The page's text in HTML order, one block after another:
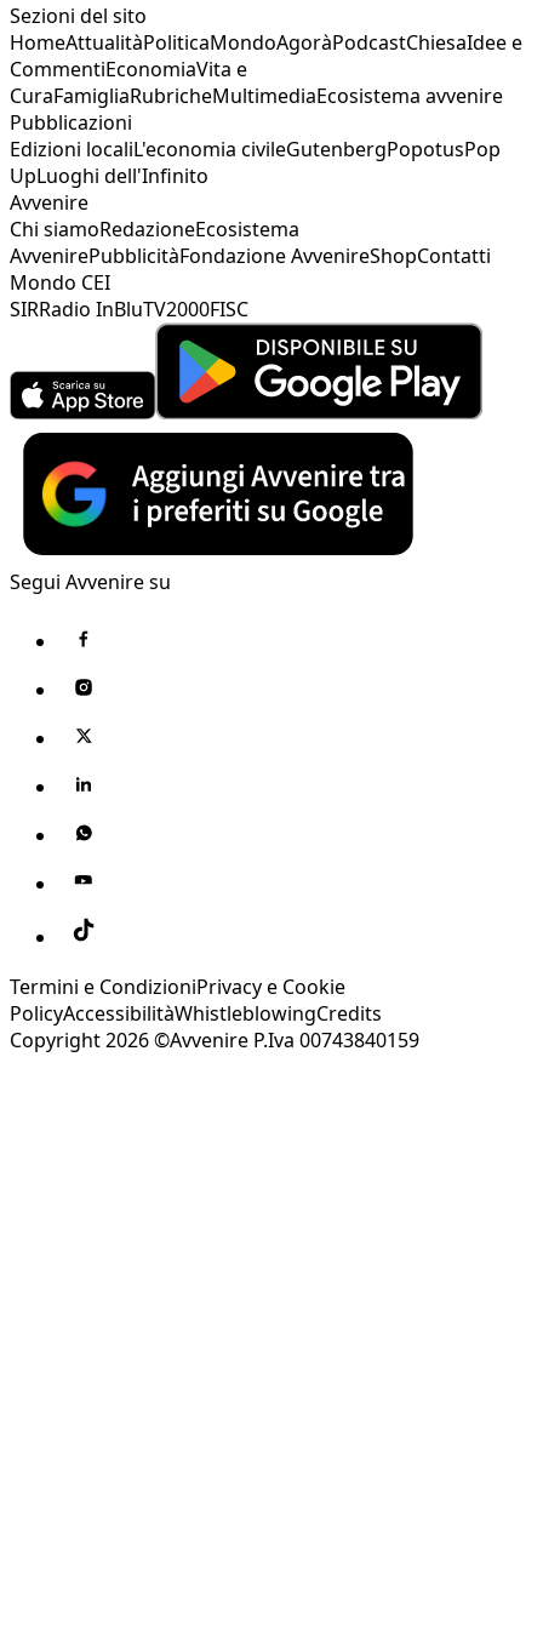
Sezioni del sito
HomeAttualitàPoliticaMondoAgoràPodcastChiesaIdee e
CommentiEconomiaVita e
CuraFamigliaRubricheMultimediaEcosistema avvenire
Pubblicazioni
Edizioni localiL'economia civileGutenbergPopotusPop
UpLuoghi dell'Infinito
Avvenire
Chi siamoRedazioneEcosistema
AvvenirePubblicitàFondazione AvvenireShopContatti
Mondo CEI
SIRRadio InBluTV2000FISC
Segui Avvenire su
Termini e CondizioniPrivacy e Cookie
PolicyAccessibilitàWhistleblowingCredits
Copyright 2026 ©Avvenire P.Iva 00743840159